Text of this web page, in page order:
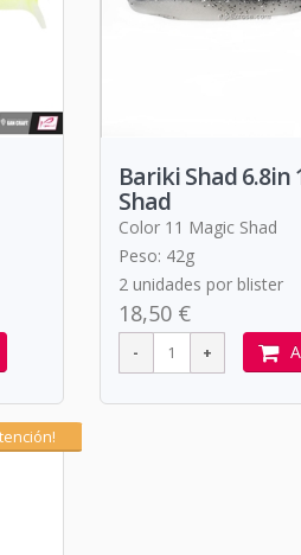
Bariki Shad 6.8in
Shad
Color 11 Magic Shad
Peso: 42g
2 unidades por blister
18,50 €